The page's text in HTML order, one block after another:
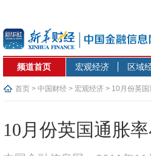
频道首页 宏观经济 区域
首页 > 中国财经 > 宏观经济 > 10月份英
10月份英国通胀